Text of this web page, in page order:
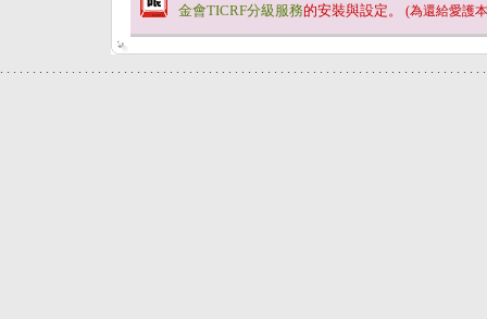
金會TICRF分級服務的安裝與設定。 (為還給愛護
. . . . . . . . . . . . . . . . . . . . . . . . . . . . . . . . . . . . . . . . . . . . . . . . . . . . . . . . . . . . . . . . . . . . . . . . . . .